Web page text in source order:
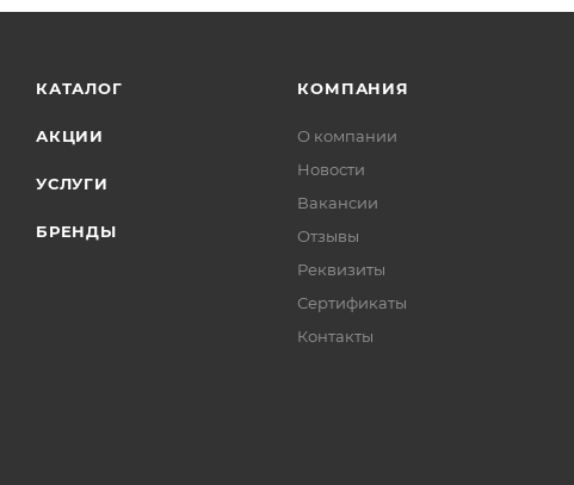
КАТАЛОГ
АКЦИИ
УСЛУГИ
БРЕНДЫ
КОМПАНИЯ
О компании
Новости
Вакансии
Отзывы
Реквизиты
Сертификаты
Контакты